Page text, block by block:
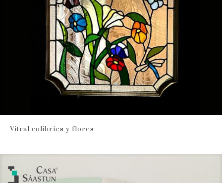
Vitral colibríes y flores